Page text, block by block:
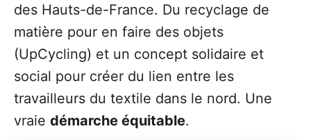
des Hauts-de-France. Du recyclage de
matière pour en faire des objets
(UpCycling) et un concept solidaire et
social pour créer du lien entre les
travailleurs du textile dans le nord. Une
vraie démarche équitable.